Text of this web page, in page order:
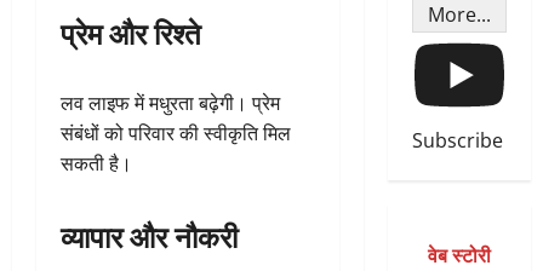
प्रेम और रिश्ते
लव लाइफ में मधुरता बढ़ेगी। प्रेम
संबंधों को परिवार की स्वीकृति मिल
सकती है।
व्यापार और नौकरी
More...
Subscribe
वेब स्टोरी